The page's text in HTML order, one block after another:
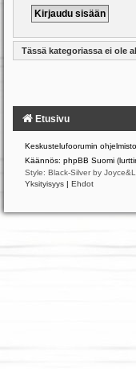
Tässä kategoriassa ei ole
Etusivu
Keskustelufoorumin ohjelmisto
Käännös: phpBB Suomi
Style: Black-Silver by
Yksityisyys | Ehdot